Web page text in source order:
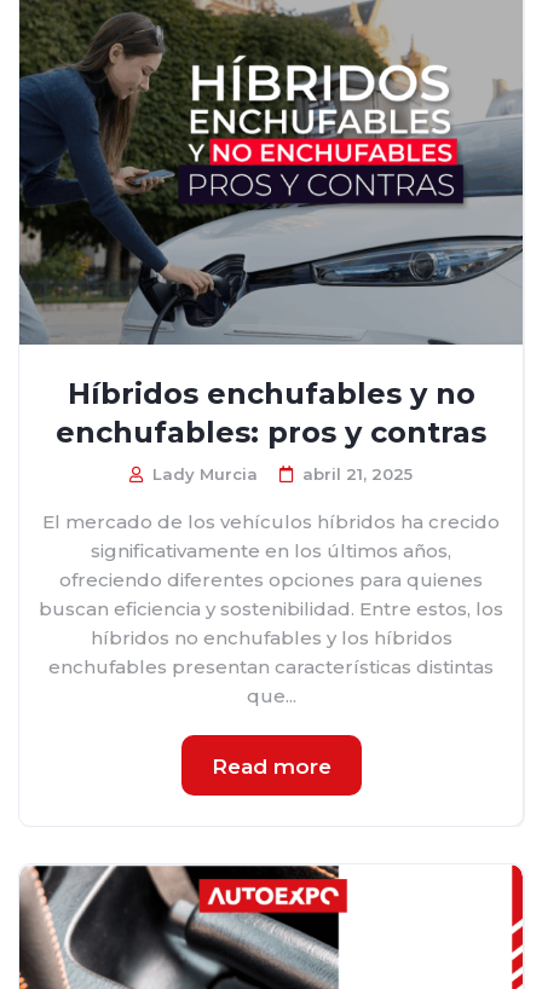
Híbridos enchufables y no
enchufables: pros y contras
Lady Murcia abril 21, 2025
El mercado de los vehículos híbridos ha crecido
significativamente en los últimos años,
ofreciendo diferentes opciones para quienes
buscan eficiencia y sostenibilidad. Entre estos, los
híbridos no enchufables y los híbridos
enchufables presentan características distintas
que...
Read more